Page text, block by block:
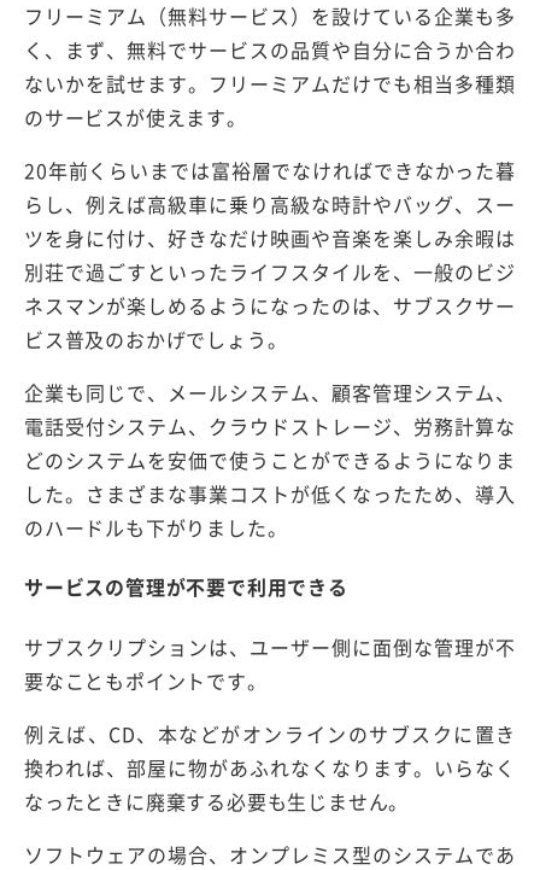
フリーミアム（無料サービス）を設けている企業も多
く、まず、無料でサービスの品質や自分に合うか合わ
ないかを試せます。フリーミアムだけでも相当多種類
のサービスが使えます。
20年前くらいまでは富裕層でなければできなかった暮
らし、例えば高級車に乗り高級な時計やバッグ、スー
ツを身に付け、好きなだけ映画や音楽を楽しみ余暇は
別荘で過ごすといったライフスタイルを、一般のビジ
ネスマンが楽しめるようになったのは、サブスクサー
ビス普及のおかげでしょう。
企業も同じで、メールシステム、顧客管理システム、
電話受付システム、クラウドストレージ、労務計算な
どのシステムを安価で使うことができるようになりま
した。さまざまな事業コストが低くなったため、導入
のハードルも下がりました。
サービスの管理が不要で利用できる
サブスクリプションは、ユーザー側に面倒な管理が不
要なこともポイントです。
例えば、CD、本などがオンラインのサブスクに置き
換われば、部屋に物があふれなくなります。いらなく
なったときに廃棄する必要も生じません。
ソフトウェアの場合、オンプレミス型のシステムであ